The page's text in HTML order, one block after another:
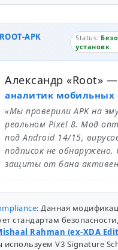
APK
Status:
установк
Александр «Root» —
аналитик мобильных
«Мы проверили APK на
реальном Pixel 8. Мод
под Android 14/15,
подписок не обнаружено.
защиты от бана
Данная
стандартам
Rahman (ex-XDA
V3 Signature